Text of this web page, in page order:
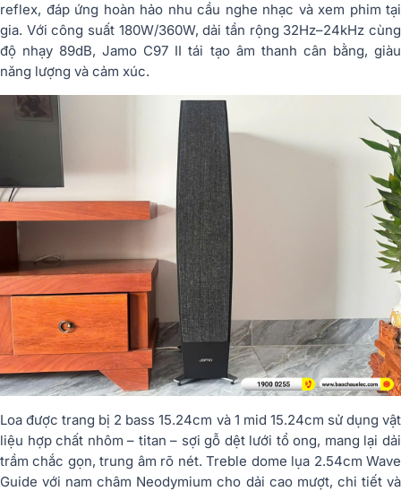
reflex, đáp ứng hoàn hảo nhu cầu nghe nhạc và xem phim tại
gia. Với công suất 180W/360W, dải tần rộng 32Hz–24kHz cùng
độ nhạy 89dB, Jamo C97 II tái tạo âm thanh cân bằng, giàu
năng lượng và cảm xúc.
Loa được trang bị 2 bass 15.24cm và 1 mid 15.24cm sử dụng vật
liệu hợp chất nhôm – titan – sợi gỗ dệt lưới tổ ong, mang lại dải
trầm chắc gọn, trung âm rõ nét. Treble dome lụa 2.54cm Wave
Guide với nam châm Neodymium cho dải cao mượt, chi tiết và